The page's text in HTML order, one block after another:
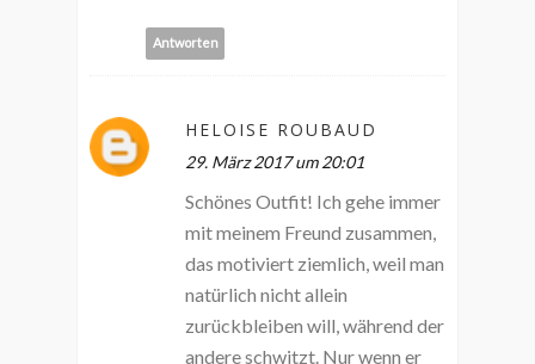
Antworten
HELOISE ROUBAUD
29. März 2017 um 20:01
Schönes Outfit! Ich gehe immer
mit meinem Freund zusammen,
das motiviert ziemlich, weil man
natürlich nicht allein
zurückbleiben will, während der
andere schwitzt. Nur wenn er